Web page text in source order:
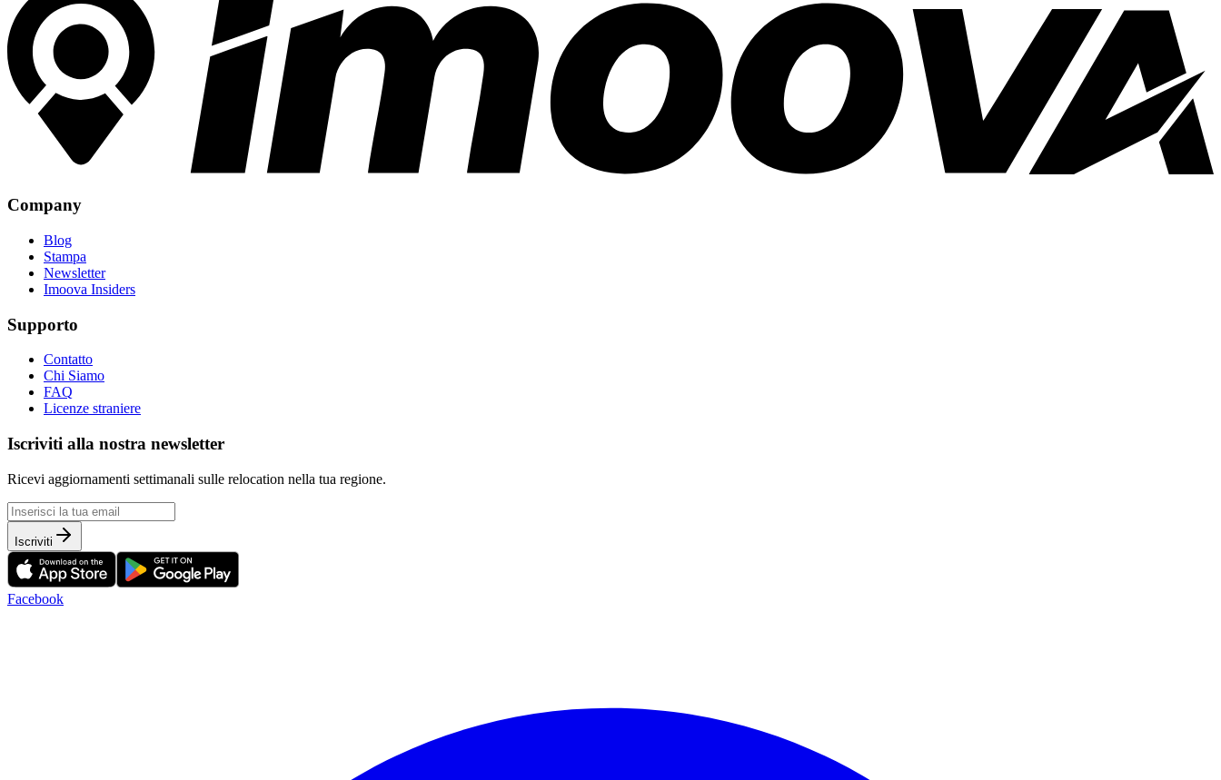
Company
Blog
Stampa
Newsletter
Imoova Insiders
Supporto
Contatto
Chi Siamo
FAQ
Licenze straniere
Iscriviti alla nostra newsletter
Ricevi aggiornamenti settimanali sulle relocation nella tua regione.
Iscriviti
Facebook